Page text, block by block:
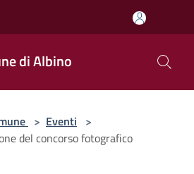
di Albino
> Eventi >
del concorso fotografico